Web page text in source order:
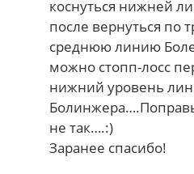
коснуться нижней
после вернуться по
среднюю линию
можно стопп-лосс
нижний уровень
не так….:)
Заранее спасибо!